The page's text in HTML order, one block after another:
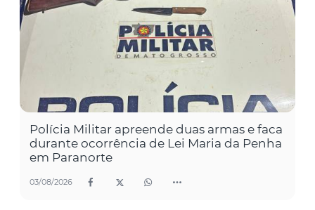
Polícia Militar apreende duas armas e faca
durante ocorrência de Lei Maria da Penha
em Paranorte
03/08/2026